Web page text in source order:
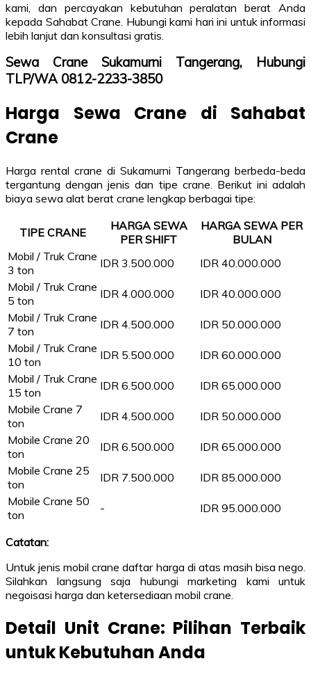
kami, dan percayakan kebutuhan peralatan berat Anda
kepada Sahabat Crane. Hubungi kami hari ini untuk informasi
lebih lanjut dan konsultasi gratis.
Sewa Crane Sukamurni Tangerang, Hubungi
TLP/WA 0812-2233-3850
Harga Sewa Crane di Sahabat
Crane
Harga rental crane di Sukamurni Tangerang berbeda-beda
tergantung dengan jenis dan tipe crane. Berikut ini adalah
biaya sewa alat berat crane lengkap berbagai tipe:
TIPE CRANE
HARGA SEWA
PER SHIFT
HARGA SEWA PER
BULAN
Mobil / Truk Crane
3 ton
IDR 3.500.000
IDR 40.000.000
Mobil / Truk Crane
5 ton
IDR 4.000.000
IDR 40.000.000
Mobil / Truk Crane
7 ton
IDR 4.500.000
IDR 50.000.000
Mobil / Truk Crane
10 ton
IDR 5.500.000
IDR 60.000.000
Mobil / Truk Crane
15 ton
IDR 6.500.000
IDR 65.000.000
Mobile Crane 7
ton
IDR 4.500.000
IDR 50.000.000
Mobile Crane 20
ton
IDR 6.500.000
IDR 65.000.000
Mobile Crane 25
ton
IDR 7.500.000
IDR 85.000.000
Mobile Crane 50
ton
- IDR 95.000.000
Catatan:
Untuk jenis mobil crane daftar harga di atas masih bisa nego.
Silahkan langsung saja hubungi marketing kami untuk
negoisasi harga dan ketersediaan mobil crane.
Detail Unit Crane: Pilihan Terbaik
untuk Kebutuhan Anda